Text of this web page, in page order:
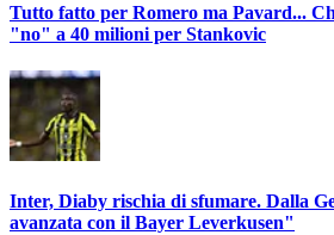
Tutto fatto per Romero ma Pavard...
"no" a 40 milioni per Stankovic
Inter, Diaby rischia di sfumare. Dalla
avanzata con il Bayer Leverkusen"